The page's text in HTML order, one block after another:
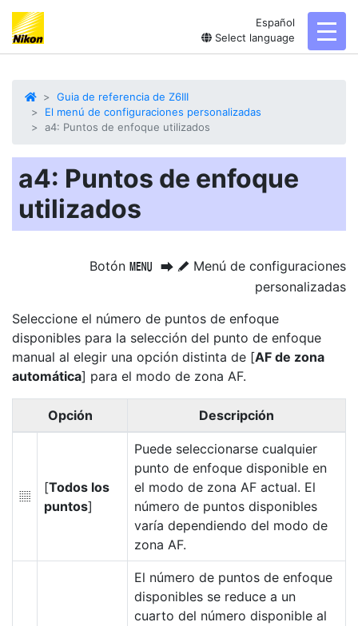
Español
Select language
Guia de referencia de Z6III
El menú de configuraciones personalizadas
a4: Puntos de enfoque utilizados
a4: Puntos de enfoque
utilizados
Botón G U A Menú de configuraciones
personalizadas
Seleccione el número de puntos de enfoque
disponibles para la selección del punto de enfoque
manual al elegir una opción distinta de [AF de zona
automática] para el modo de zona AF.
Opción Descripción
4
[Todos los
puntos]
Puede seleccionarse cualquier
punto de enfoque disponible en
el modo de zona AF actual. El
número de puntos disponibles
varía dependiendo del modo de
zona AF.
El número de puntos de enfoque
disponibles se reduce a un
cuarto del número disponible al